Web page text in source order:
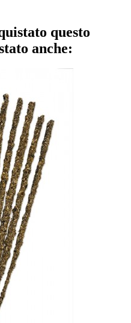
questo
anche: